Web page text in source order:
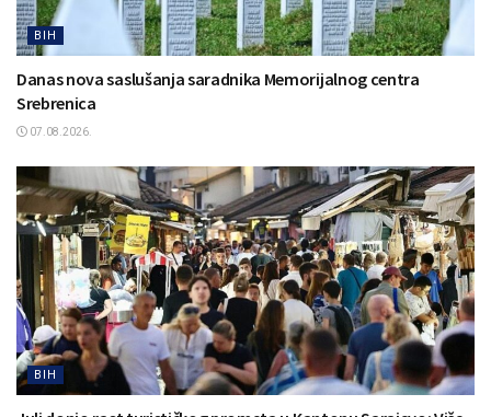
BIH
Danas nova saslušanja saradnika Memorijalnog centra
Srebrenica
07.08.2026.
BIH